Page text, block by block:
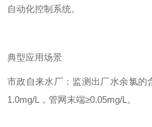
自动化控制系统。
典型应用场景
市政自来水厂：监测出厂水余氯的
1.0mg/L，管网末端≥0.05mg/L。